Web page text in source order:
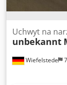
Wiefelstede
Uchwyt na
unbekannt